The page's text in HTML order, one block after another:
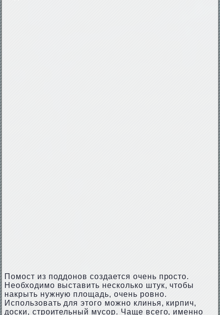
Помост из поддонов создается очень просто.
Необходимо выставить несколько штук, чтобы
накрыть нужную площадь, очень ровно.
Использовать для этого можно клинья, кирпич,
доски, строительный мусор. Чаще всего, именно